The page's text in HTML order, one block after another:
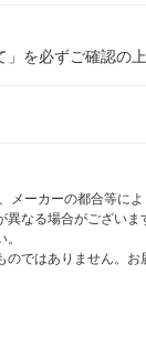
を必ずご確認の
ーカーの都合等に
なる場合がござい
ではありません。